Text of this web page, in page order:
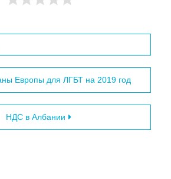
по записям
Европы для ЛГБТ на 2019 год
НДС в Албании